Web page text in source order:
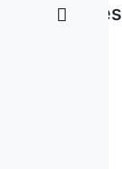
Verlages